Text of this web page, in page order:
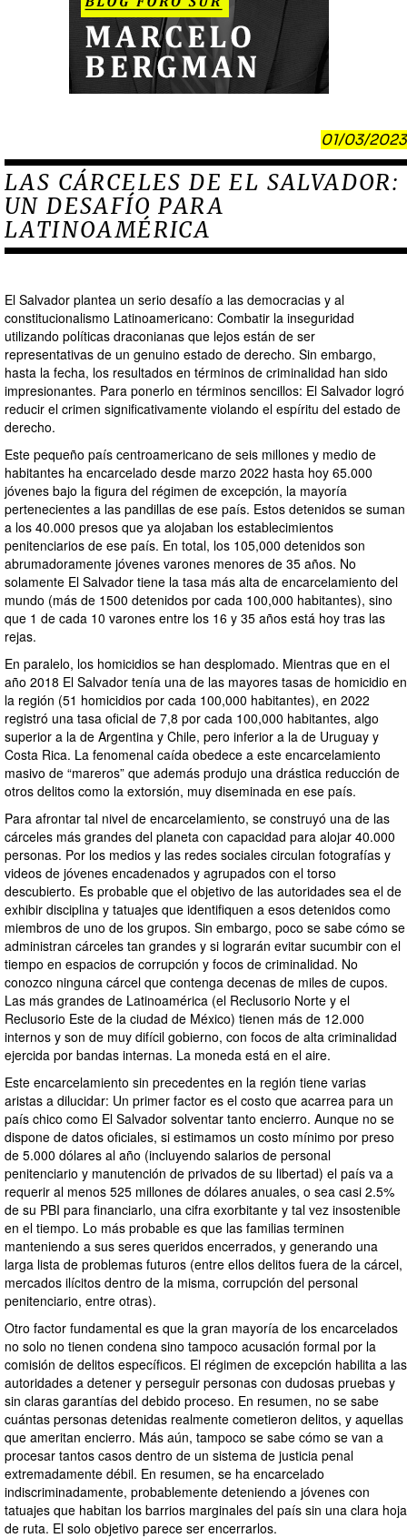
01/03/2023
LAS CÁRCELES DE EL SALVADOR:
UN DESAFÍO PARA
LATINOAMÉRICA
El Salvador plantea un serio desafío a las democracias y al
constitucionalismo Latinoamericano: Combatir la inseguridad
utilizando políticas draconianas que lejos están de ser
representativas de un genuino estado de derecho. Sin embargo,
hasta la fecha, los resultados en términos de criminalidad han sido
impresionantes. Para ponerlo en términos sencillos: El Salvador logró
reducir el crimen significativamente violando el espíritu del estado de
derecho.
Este pequeño país centroamericano de seis millones y medio de
habitantes ha encarcelado desde marzo 2022 hasta hoy 65.000
jóvenes bajo la figura del régimen de excepción, la mayoría
pertenecientes a las pandillas de ese país. Estos detenidos se suman
a los 40.000 presos que ya alojaban los establecimientos
penitenciarios de ese país. En total, los 105,000 detenidos son
abrumadoramente jóvenes varones menores de 35 años. No
solamente El Salvador tiene la tasa más alta de encarcelamiento del
mundo (más de 1500 detenidos por cada 100,000 habitantes), sino
que 1 de cada 10 varones entre los 16 y 35 años está hoy tras las
rejas.
En paralelo, los homicidios se han desplomado. Mientras que en el
año 2018 El Salvador tenía una de las mayores tasas de homicidio en
la región (51 homicidios por cada 100,000 habitantes), en 2022
registró una tasa oficial de 7,8 por cada 100,000 habitantes, algo
superior a la de Argentina y Chile, pero inferior a la de Uruguay y
Costa Rica. La fenomenal caída obedece a este encarcelamiento
masivo de “mareros” que además produjo una drástica reducción de
otros delitos como la extorsión, muy diseminada en ese país.
Para afrontar tal nivel de encarcelamiento, se construyó una de las
cárceles más grandes del planeta con capacidad para alojar 40.000
personas. Por los medios y las redes sociales circulan fotografías y
videos de jóvenes encadenados y agrupados con el torso
descubierto. Es probable que el objetivo de las autoridades sea el de
exhibir disciplina y tatuajes que identifiquen a esos detenidos como
miembros de uno de los grupos. Sin embargo, poco se sabe cómo se
administran cárceles tan grandes y si lograrán evitar sucumbir con el
tiempo en espacios de corrupción y focos de criminalidad. No
conozco ninguna cárcel que contenga decenas de miles de cupos.
Las más grandes de Latinoamérica (el Reclusorio Norte y el
Reclusorio Este de la ciudad de México) tienen más de 12.000
internos y son de muy difícil gobierno, con focos de alta criminalidad
ejercida por bandas internas. La moneda está en el aire.
Este encarcelamiento sin precedentes en la región tiene varias
aristas a dilucidar: Un primer factor es el costo que acarrea para un
país chico como El Salvador solventar tanto encierro. Aunque no se
dispone de datos oficiales, si estimamos un costo mínimo por preso
de 5.000 dólares al año (incluyendo salarios de personal
penitenciario y manutención de privados de su libertad) el país va a
requerir al menos 525 millones de dólares anuales, o sea casi 2.5%
de su PBI para financiarlo, una cifra exorbitante y tal vez insostenible
en el tiempo. Lo más probable es que las familias terminen
manteniendo a sus seres queridos encerrados, y generando una
larga lista de problemas futuros (entre ellos delitos fuera de la cárcel,
mercados ilícitos dentro de la misma, corrupción del personal
penitenciario, entre otras).
Otro factor fundamental es que la gran mayoría de los encarcelados
no solo no tienen condena sino tampoco acusación formal por la
comisión de delitos específicos. El régimen de excepción habilita a las
autoridades a detener y perseguir personas con dudosas pruebas y
sin claras garantías del debido proceso. En resumen, no se sabe
cuántas personas detenidas realmente cometieron delitos, y aquellas
que ameritan encierro. Más aún, tampoco se sabe cómo se van a
procesar tantos casos dentro de un sistema de justicia penal
extremadamente débil. En resumen, se ha encarcelado
indiscriminadamente, probablemente deteniendo a jóvenes con
tatuajes que habitan los barrios marginales del país sin una clara hoja
de ruta. El solo objetivo parece ser encerrarlos.